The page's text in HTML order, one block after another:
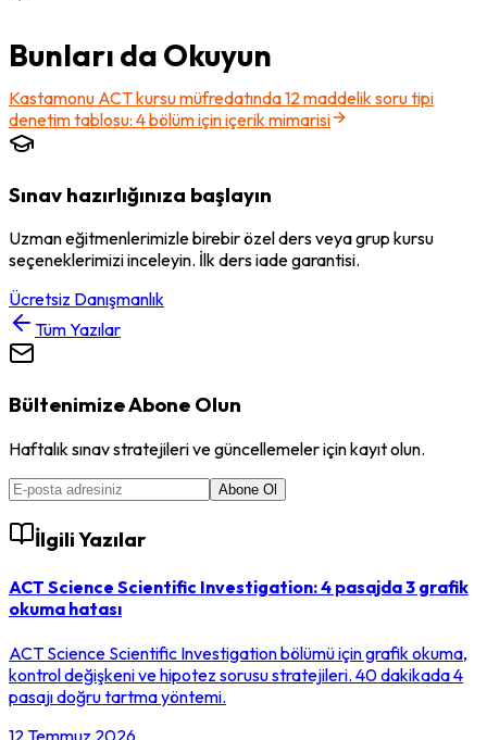
Bunları da Okuyun
Kastamonu ACT kursu müfredatında 12 maddelik soru tipi
denetim tablosu: 4 bölüm için içerik mimarisi
Sınav hazırlığınıza başlayın
Uzman eğitmenlerimizle birebir özel ders veya grup kursu
seçeneklerimizi inceleyin. İlk ders iade garantisi.
Ücretsiz Danışmanlık
Tüm Yazılar
Bültenimize Abone Olun
Haftalık sınav stratejileri ve güncellemeler için kayıt olun.
Abone Ol
İlgili Yazılar
ACT Science Scientific Investigation: 4 pasajda 3 grafik
okuma hatası
ACT Science Scientific Investigation bölümü için grafik okuma,
kontrol değişkeni ve hipotez sorusu stratejileri. 40 dakikada 4
pasajı doğru tartma yöntemi.
12 Temmuz 2026